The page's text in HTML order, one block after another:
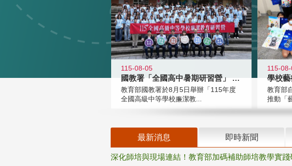
115-08-05
國教署「全國高中暑期研習營」 以多
教育部國教署於8月5日舉辦「115年度
全國高級中等學校廉潔教...
115-
教育部
推動「
最新消息 即時新聞
深化師培與現場連結！教育部加碼補助師培教學實